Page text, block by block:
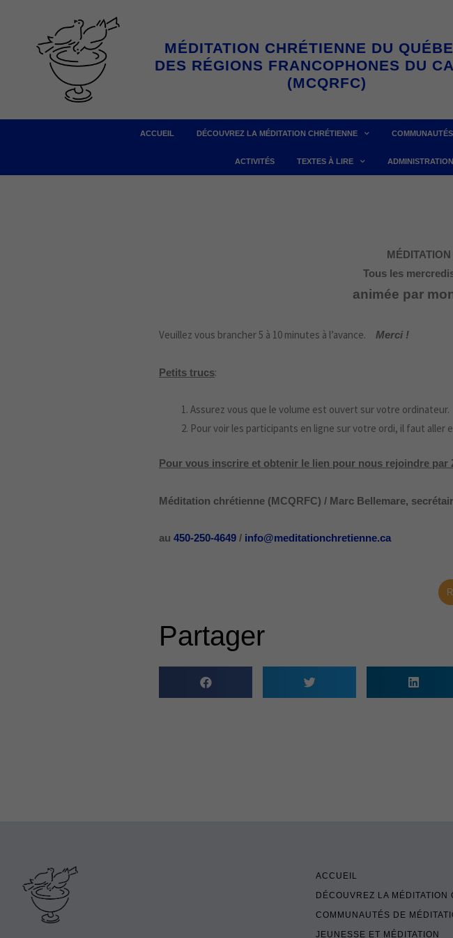
contenu
MÉDITATION CHRÉTIENNE DU
DES RÉGIONS FRANCOPHONES DU
(MCQRFC)
ACCUEIL DÉCOUVREZ LA MÉDITATION CHRÉTIENNE
ACTIVITÉS TEXTES À LIRE ADMINISTRATION
Tous les
animée par
Veuillez vous brancher 5 à 10 minutes à l’avance. Merci !
Petits trucs:
Assurez vous que le volume est ouvert sur votre ordinateur.
Pour voir les participants en ligne sur votre ordi, il faut aller
Pour vous inscrire et obtenir le lien pour nous rejoindre par
Méditation chrétienne (MCQRFC) / Marc Bellemare,
au 450-250-4649 / info@meditationchretienne.ca
Partager
ACCUEIL
DÉCOUVREZ LA MÉDITATION
COMMUNAUTÉS DE
JEUNESSE ET MÉDITATION